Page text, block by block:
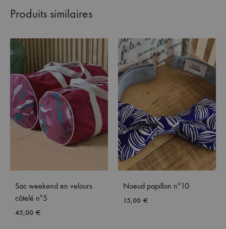
Produits similaires
Sac weekend en velours
côtelé nº5
45,00 €
Noeud papillon nº10
15,00 €